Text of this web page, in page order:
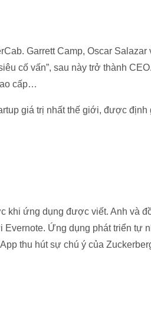
Garrett Camp, Oscar Salazar
cố vấn”, sau này trở thành
cấp…
giá trị nhất thế giới, được định
khi ứng dụng được viết. Anh và
Ứng dụng phát triển tự
thu hút sự chú ý của